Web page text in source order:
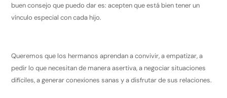
buen consejo que puedo dar es: acepten que está bien tener un
vínculo especial con cada hijo.
Queremos que los hermanos aprendan a convivir, a empatizar, a
pedir lo que necesitan de manera asertiva, a negociar situaciones
difíciles, a generar conexiones sanas y a disfrutar de sus relaciones.